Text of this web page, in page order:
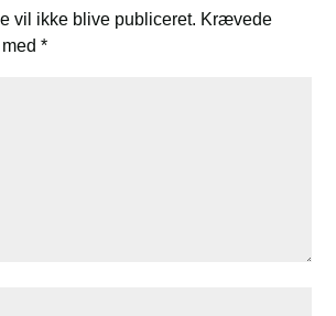
vil ikke blive publiceret. Krævede
med*